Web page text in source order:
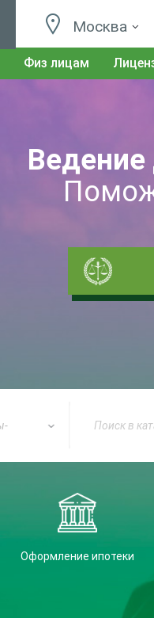
Москва
Физ лицам
Ведение
Оформление ипотеки